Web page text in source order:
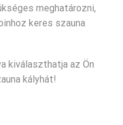
meghatározni,
keres szauna
kiválaszthatja az Ön
kályhát!